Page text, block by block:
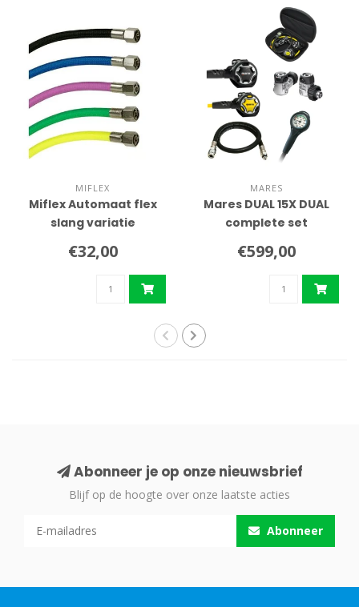
MIFLEX
Miflex Automaat flex
slang variatie
€32,00
MARES
Mares DUAL 15X DUAL
complete set
€599,00
Abonneer je op onze nieuwsbrief
Blijf op de hoogte over onze laatste acties
Abonneer